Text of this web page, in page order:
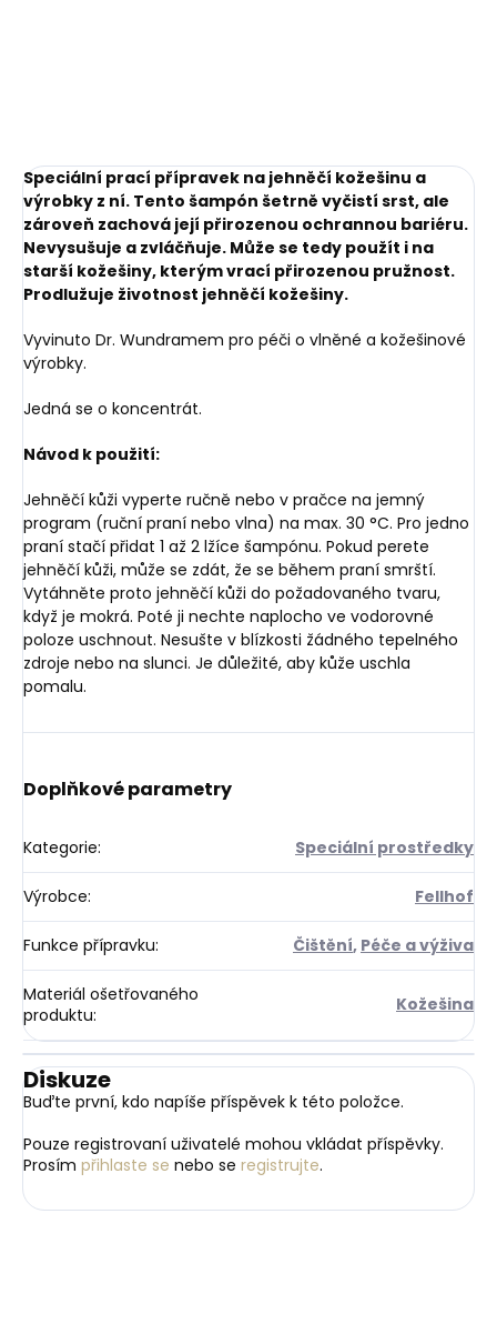
Speciální prací přípravek na jehněčí kožešinu a
výrobky z ní. Tento šampón šetrně vyčistí srst, ale
zároveň zachová její přirozenou ochrannou bariéru.
Nevysušuje a zvláčňuje. Může se tedy použít i na
starší kožešiny, kterým vrací přirozenou pružnost.
Prodlužuje životnost jehněčí kožešiny.
Vyvinuto Dr. Wundramem pro péči o vlněné a kožešinové
výrobky.
Jedná se o koncentrát.
Návod k použití:
Jehněčí kůži vyperte ručně nebo v pračce na jemný
program (ruční praní nebo vlna) na max. 30 °C. Pro jedno
praní stačí přidat 1 až 2 lžíce šampónu. Pokud perete
jehněčí kůži, může se zdát, že se během praní smrští.
Vytáhněte proto jehněčí kůži do požadovaného tvaru,
když je mokrá. Poté ji nechte naplocho ve vodorovné
poloze uschnout. Nesušte v blízkosti žádného tepelného
zdroje nebo na slunci. Je důležité, aby kůže uschla
pomalu.
Doplňkové parametry
Kategorie: Speciální prostředky
Výrobce: Fellhof
Funkce přípravku: Čištění, Péče a výživa
Materiál ošetřovaného
produktu: Kožešina
Diskuze
Buďte první, kdo napíše příspěvek k této položce.
Pouze registrovaní uživatelé mohou vkládat příspěvky.
Prosím přihlaste se nebo se registrujte.